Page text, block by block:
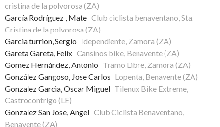
cristina de la polvorosa (ZA)
García Rodríguez , Mate Club ciclista benaventano, Sta.
Cristina de la polvorosa (ZA)
Garcia turrion, Sergio Idependiente, Zamora (ZA)
Gareta Gareta, Felix Cansinos bike, Benavente (ZA)
Gomez Hernández, Antonio Tramo Libre, Zamora (ZA)
González Gangoso, Jose Carlos Lopenta, Benavente (ZA)
Gonzalez Garcia, Oscar Miguel Tilenux Bike Extreme,
Castrocontrigo (LE)
Gonzalez San Jose, Angel Club Ciclista Benaventano,
Benavente (ZA)